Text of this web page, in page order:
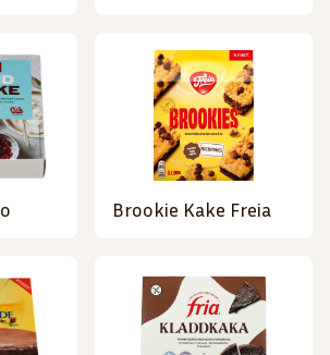
Brookie Kake Freia